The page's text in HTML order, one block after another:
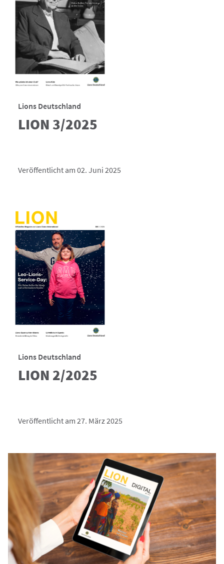
Lions Deutschland
LION 3/2025
Veröffentlicht am 02. Juni 2025
Lions Deutschland
LION 2/2025
Veröffentlicht am 27. März 2025